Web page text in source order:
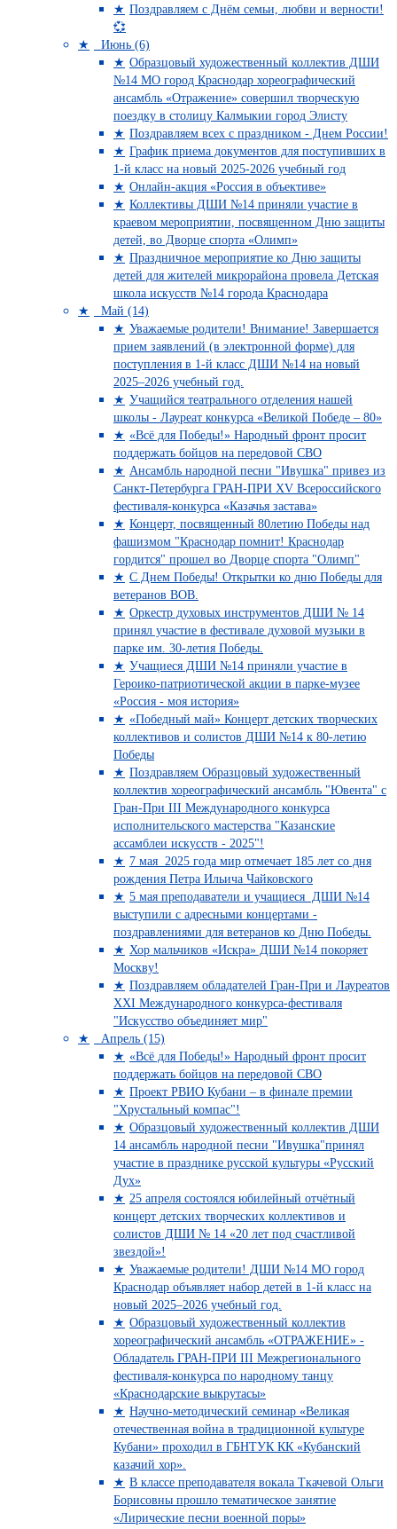
Поздравляем с Днём семьи, любви и верности!
💞
Июнь (6)
Образцовый художественный коллектив ДШИ
№14 МО город Краснодар хореографический
ансамбль «Отражение» совершил творческую
поездку в столицу Калмыкии город Элисту
Поздравляем всех с праздником - Днем России!
График приема документов для поступивших в
1-й класс на новый 2025-2026 учебный год
Онлайн-акция «Россия в объективе»
Коллективы ДШИ №14 приняли участие в
краевом мероприятии, посвященном Дню защиты
детей, во Дворце спорта «Олимп»
Праздничное мероприятие ко Дню защиты
детей для жителей микрорайона провела Детская
школа искусств №14 города Краснодара
Май (14)
Уважаемые родители! Внимание! Завершается
прием заявлений (в электронной форме) для
поступления в 1-й класс ДШИ №14 на новый
2025–2026 учебный год.
Учащийся театрального отделения нашей
школы - Лауреат конкурса «Великой Победе – 80»
«Всё для Победы!» Народный фронт просит
поддержать бойцов на передовой СВО
Ансамбль народной песни "Ивушка" привез из
Санкт-Петербурга ГРАН-ПРИ XV Всероссийского
фестиваля-конкурса «Казачья застава»
Концерт, посвященный 80летию Победы над
фашизмом "Краснодар помнит! Краснодар
гордится" прошел во Дворце спорта "Олимп"
С Днем Победы! Открытки ко дню Победы для
ветеранов ВОВ.
Оркестр духовых инструментов ДШИ № 14
принял участие в фестивале духовой музыки в
парке им. 30-летия Победы.
Учащиеся ДШИ №14 приняли участие в
Героико-патриотической акции в парке-музее
«Россия - моя история»
«Победный май» Концерт детских творческих
коллективов и солистов ДШИ №14 к 80-летию
Победы
Поздравляем Образцовый художественный
коллектив хореографический ансамбль "Ювента" с
Гран-При III Международного конкурса
исполнительского мастерства "Казанские
ассамблеи искусств - 2025"!
7 мая 2025 года мир отмечает 185 лет со дня
рождения Петра Ильича Чайковского
5 мая преподаватели и учащиеся ДШИ №14
выступили с адресными концертами -
поздравлениями для ветеранов ко Дню Победы.
Хор мальчиков «Искра» ДШИ №14 покоряет
Москву!
Поздравляем обладателей Гран-При и Лауреатов
XXI Международного конкурса-фестиваля
"Искусство объединяет мир"
Апрель (15)
«Всё для Победы!» Народный фронт просит
поддержать бойцов на передовой СВО
Проект РВИО Кубани – в финале премии
"Хрустальный компас"!
Образцовый художественный коллектив ДШИ
14 ансамбль народной песни "Ивушка"принял
участие в празднике русской культуры «Русский
Дух»
25 апреля состоялся юбилейный отчётный
концерт детских творческих коллективов и
солистов ДШИ № 14 «20 лет под счастливой
звездой»!
Уважаемые родители! ДШИ №14 МО город
Краснодар объявляет набор детей в 1-й класс на
новый 2025–2026 учебный год.
Образцовый художественный коллектив
хореографический ансамбль «ОТРАЖЕНИЕ» -
Обладатель ГРАН-ПРИ III Межрегионального
фестиваля-конкурса по народному танцу
«Краснодарские выкрутасы»
Научно-методический семинар «Великая
отечественная война в традиционной культуре
Кубани» проходил в ГБНТУК КК «Кубанский
казачий хор».
В классе преподавателя вокала Ткачевой Ольги
Борисовны прошло тематическое занятие
«Лирические песни военной поры»